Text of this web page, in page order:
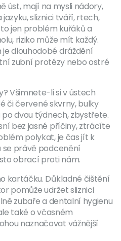
úst, mají na mysli nádory,
sliznici tváří, rtech,
jen problém kuřáků a
riziko může mít každý.
dlouhodobé dráždění
zubní protézy nebo ostré
Všimnete-li si v ústech
či červené skvrny, bulky
dvou týdnech, zbystřete.
bez jasné příčiny, ztrácíte
polykat, je čas jít k
se právě podcenění
obrací proti nám.
kartáčku. Důkladné čištění
pomůže udržet sliznici
zubaře a dentalní hygienu
také o včasném
naznačovat vážnější